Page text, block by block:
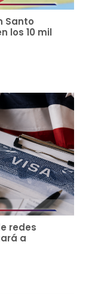
Santo
los 10 mil
redes
a